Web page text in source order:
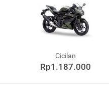
Cicilan
Rp1.187.000